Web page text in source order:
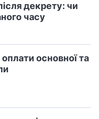
декрету: чи
часу
основної та